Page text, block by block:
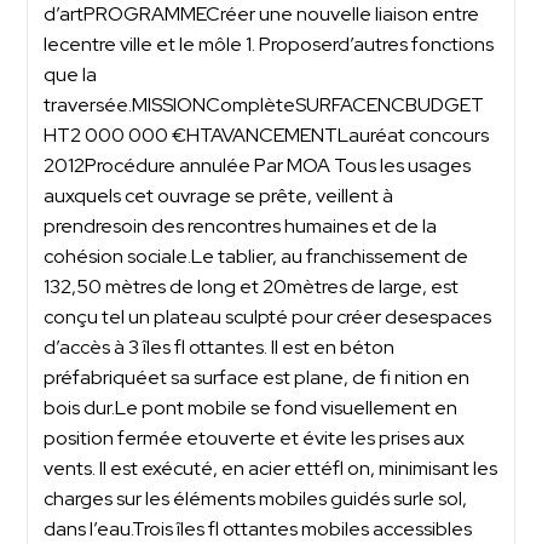
d’artPROGRAMMECréer une nouvelle liaison entre
lecentre ville et le môle 1. Proposerd’autres fonctions
que la
traversée.MISSIONComplèteSURFACENCBUDGET
HT2 000 000 €HTAVANCEMENTLauréat concours
2012Procédure annulée Par MOA Tous les usages
auxquels cet ouvrage se prête, veillent à
prendresoin des rencontres humaines et de la
cohésion sociale.Le tablier, au franchissement de
132,50 mètres de long et 20mètres de large, est
conçu tel un plateau sculpté pour créer desespaces
d’accès à 3 îles fl ottantes. Il est en béton
préfabriquéet sa surface est plane, de fi nition en
bois dur.Le pont mobile se fond visuellement en
position fermée etouverte et évite les prises aux
vents. Il est exécuté, en acier ettéfl on, minimisant les
charges sur les éléments mobiles guidés surle sol,
dans l’eau.Trois îles fl ottantes mobiles accessibles